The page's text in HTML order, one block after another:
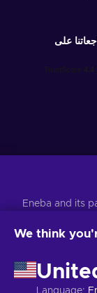
على
Eneba and its
website.
By clicking
technologies
We think
Language: